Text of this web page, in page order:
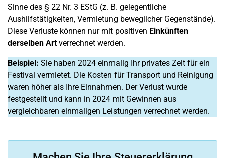
Sinne des § 22 Nr. 3 EStG (z. B. gelegentliche
Aushilfstätigkeiten, Vermietung beweglicher Gegenstände).
Diese Verluste können nur mit positiven Einkünften
derselben Artverrechnet werden.
Beispiel: Sie haben 2024 einmalig Ihr privates Zelt für ein
Festival vermietet. Die Kosten für Transport und Reinigung
waren höher als Ihre Einnahmen. Der Verlust wurde
festgestellt und kann in 2024 mit Gewinnen aus
vergleichbaren einmaligen Leistungen verrechnet werden.